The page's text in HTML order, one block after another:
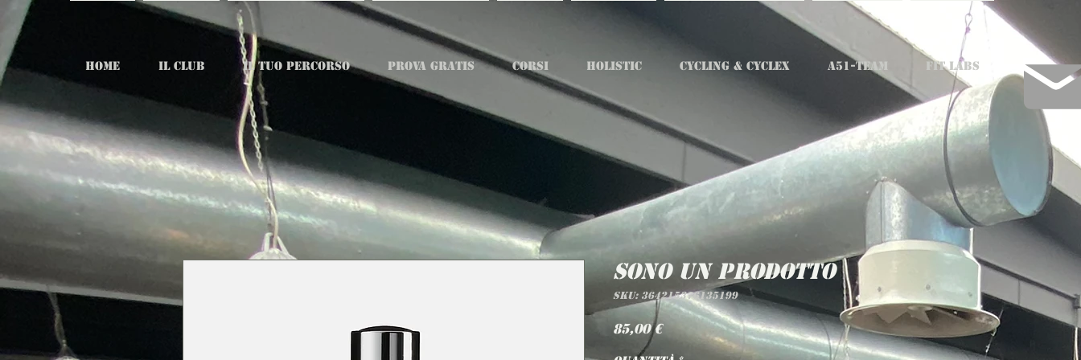
HOME IL CLUB IL TUO PERCORSO PROVA GRATIS CORSI HOLISTIC CYCLING & CYCLEX A51-TEAM FIT LABS
Sono un prodotto
SKU: 364215376135199
85,00 €Prezzo